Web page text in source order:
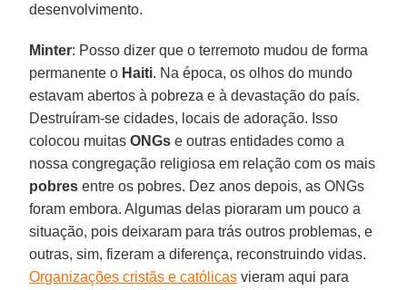
desenvolvimento.
Minter: Posso dizer que o terremoto mudou de forma
permanente o Haiti. Na época, os olhos do mundo
estavam abertos à pobreza e à devastação do país.
Destruíram-se cidades, locais de adoração. Isso
colocou muitasONGs e outras entidades como a
nossa congregação religiosa em relação com os mais
pobres entre os pobres. Dez anos depois, as ONGs
foram embora. Algumas delas pioraram um pouco a
situação, pois deixaram para trás outros problemas, e
outras, sim, fizeram a diferença, reconstruindo vidas.
Organizações cristãs e católicas vieram aqui para